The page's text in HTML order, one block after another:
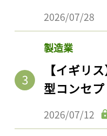
2026/07/28
製造業
【イギリ
型コンセ
2026/07/12